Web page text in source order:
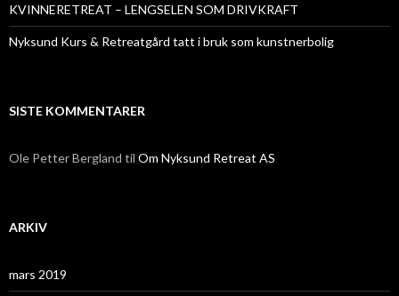
KVINNERETREAT – LENGSELEN SOM DRIVKRAFT
Nyksund Kurs & Retreatgård tatt i bruk som kunstnerbolig
SISTE KOMMENTARER
Ole Petter Bergland til Om Nyksund Retreat AS
ARKIV
mars 2019